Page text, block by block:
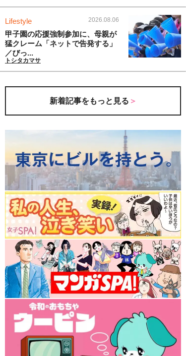
Lifestyle 2026.08.06
甲子園の応援強制参加に、母親が
猛クレーム「ネットで告発する」
／びっ...
トシタカマサ
新着記事をもっと見る